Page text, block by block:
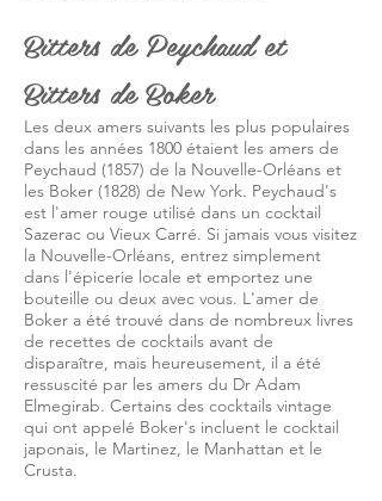
Bitters de Peychaud et
Bitters de Boker
Les deux amers suivants les plus populaires
dans les années 1800 étaient les amers de
Peychaud (1857) de la Nouvelle-Orléans et
les Boker (1828) de New York. Peychaud's
est l'amer rouge utilisé dans un cocktail
Sazerac ou Vieux Carré. Si jamais vous visitez
la Nouvelle-Orléans, entrez simplement
dans l'épicerie locale et emportez une
bouteille ou deux avec vous. L'amer de
Boker a été trouvé dans de nombreux livres
de recettes de cocktails avant de
disparaître, mais heureusement, il a été
ressuscité par les amers du Dr Adam
Elmegirab. Certains des cocktails vintage
qui ont appelé Boker's incluent le cocktail
japonais, le Martinez, le Manhattan et le
Crusta.